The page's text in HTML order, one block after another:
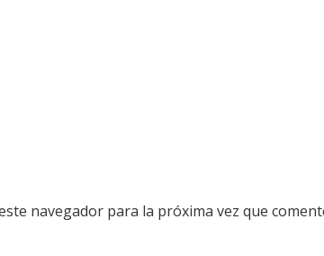
navegador para la próxima vez que